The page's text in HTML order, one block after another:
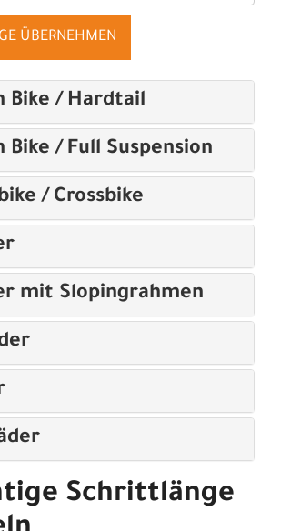
ÜBERNEHMEN
Bike / Hardtail
Bike / Full Suspension
/ Crossbike
mit Slopingrahmen
Schrittlänge